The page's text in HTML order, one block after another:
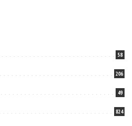
58
206
49
824